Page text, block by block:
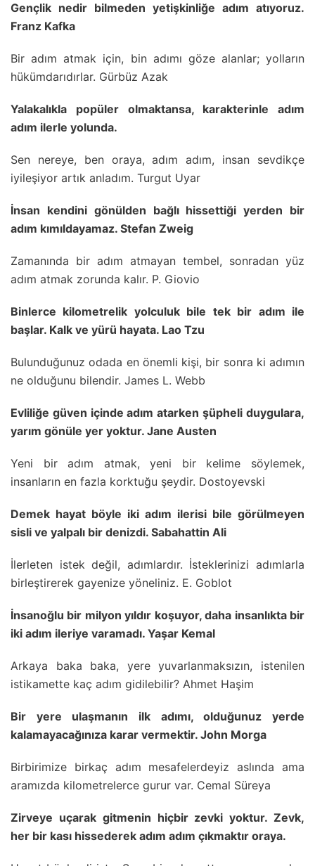
Gençlik nedir bilmeden yetişkinliğe adım atıyoruz.
Franz Kafka
Bir adım atmak için, bin adımı göze alanlar; yolların
hükümdarıdırlar. Gürbüz Azak
Yalakalıkla popüler olmaktansa, karakterinle adım
adım ilerle yolunda.
Sen nereye, ben oraya, adım adım, insan sevdikçe
iyileşiyor artık anladım. Turgut Uyar
İnsan kendini gönülden bağlı hissettiği yerden bir
adım kımıldayamaz. Stefan Zweig
Zamanında bir adım atmayan tembel, sonradan yüz
adım atmak zorunda kalır. P. Giovio
Binlerce kilometrelik yolculuk bile tek bir adım ile
başlar. Kalk ve yürü hayata. Lao Tzu
Bulunduğunuz odada en önemli kişi, bir sonra ki adımın
ne olduğunu bilendir. James L. Webb
Evliliğe güven içinde adım atarken şüpheli duygulara,
yarım gönüle yer yoktur. Jane Austen
Yeni bir adım atmak, yeni bir kelime söylemek,
insanların en fazla korktuğu şeydir. Dostoyevski
Demek hayat böyle iki adım ilerisi bile görülmeyen
sisli ve yalpalı bir denizdi. Sabahattin Ali
İlerleten istek değil, adımlardır. İsteklerinizi adımlarla
birleştirerek gayenize yöneliniz. E. Goblot
İnsanoğlu bir milyon yıldır koşuyor, daha insanlıkta bir
iki adım ileriye varamadı. Yaşar Kemal
Arkaya baka baka, yere yuvarlanmaksızın, istenilen
istikamette kaç adım gidilebilir? Ahmet Haşim
Bir yere ulaşmanın ilk adımı, olduğunuz yerde
kalamayacağınıza karar vermektir. John Morga
Birbirimize birkaç adım mesafelerdeyiz aslında ama
aramızda kilometrelerce gurur var. Cemal Süreya
Zirveye uçarak gitmenin hiçbir zevki yoktur. Zevk,
her bir kası hissederek adım adım çıkmaktır oraya.